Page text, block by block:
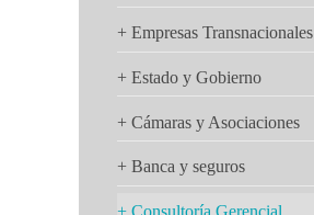
+ Empresas Transnacionales
+ Estado y Gobierno
+ Cámaras y Asociaciones
+ Banca y seguros